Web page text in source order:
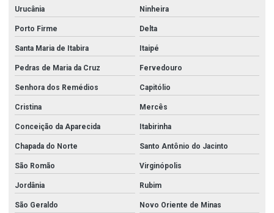
Urucânia Ninheira
Porto Firme Delta
Santa Maria de Itabira Itaipé
Pedras de Maria da Cruz Fervedouro
Senhora dos Remédios Capitólio
Cristina Mercês
Conceição da Aparecida Itabirinha
Chapada do Norte Santo Antônio do Jacinto
São Romão Virginópolis
Jordânia Rubim
São Geraldo Novo Oriente de Minas